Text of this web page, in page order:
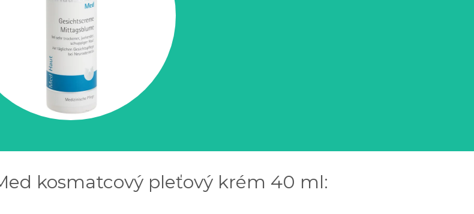
kosmatcový pleťový krém 40 ml: